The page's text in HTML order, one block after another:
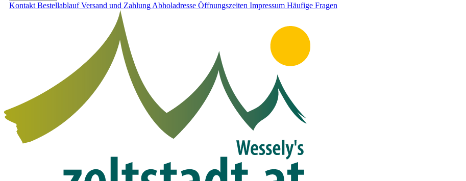
Kontakt BestellablaufVersand und Zahlung Abholadresse Öffnungszeiten Impressum Häufige Fragen